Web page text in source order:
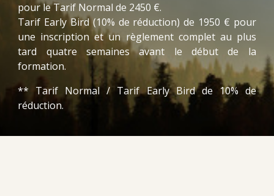
pour le Tarif Normal de 2450 €.
Tarif Early Bird (10% de réduction) de 1950 € pour
une inscription et un règlement complet au plus
tard quatre semaines avant le début de la
formation.
** Tarif Normal / Tarif Early Bird de 10% de
réduction.